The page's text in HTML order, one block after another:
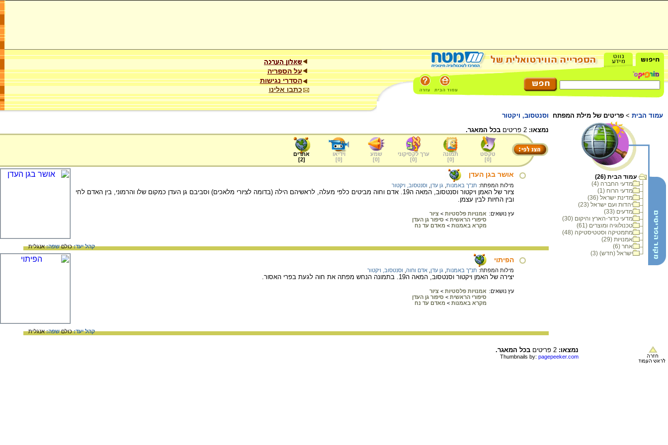
על הספריה
הסדרי נגישות
כתבו אלינו
עמוד הבית > פריטים של מילת המפתח וסנטסוב, ויקטור
עמוד הבית (26)
מדעי החברה (4)
מדעי הרוח (1)
מדינת ישראל (36)
יהדות ועם ישראל (23)
מדעים (33)
מדעי כדור-הארץ והיקום (30)
טכנולוגיה ומוצרים (61)
מתמטיקה וסטטיסטיקה (48)
אמנויות (29)
אחר (6)
ישראל (חדש) (3)
נמצאו: בכל המאגר.
טקסט
[
0
]
תמונה
[
0
]
ערך לקסיקוני
[
0
]
שמע
[
0
]
וידיאו
[
0
]
אתרים
[
2
]
אושר בגן העדן
מילות המפתח: תנ"ך באמנות גן עדן וסנטסוב, ויקטור
ציור של האמן ויקטור וסנטסוב, המאה ה19. אדם וחוה מביטים כלפי מעלה, לראשיהם הילה (בדומה לציורי מלאכים) וסביבם גן העדן כמקום שלו והרמוני, בין האדם לחי
ובין החיות לבין עצמן.
עץ נושאים: אמנויות פלסטיות > ציור
סיפורי הראשית > סיפור גן העדן
מקרא באמנות > מאדם עד נח
קהל יעד:כולםשפה:אנגלית
הפיתוי
מילות המפתח: תנ"ך באמנות גן עדן אדם וחוה וסנטסוב, ויקטור
יצירה של האמן ויקטור וסנטסוב, המאה ה19. בתמונה הנחש מפתה את חוה לגעת בפרי האסור.
עץ נושאים: אמנויות פלסטיות > ציור
סיפורי הראשית > סיפור גן העדן
מקרא באמנות > מאדם עד נח
קהל יעד:כולםשפה:אנגלית
נמצאו: בכל המאגר.
Thumbnails by: pagepeeker.com